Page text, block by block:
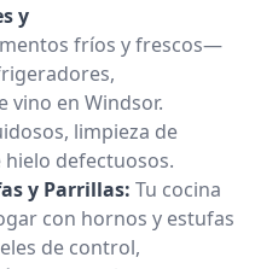
y
fríos y frescos—
vino en Windsor.
limpieza de
defectuosos.
y Parrillas: Tu cocina
con hornos y estufas
de control,